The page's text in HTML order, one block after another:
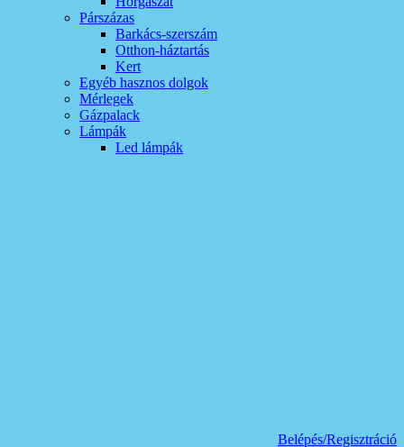
Párszázas
Barkács-szerszám
Otthon-háztartás
Kert
Egyéb hasznos dolgok
Mérlegek
Gázpalack
Lámpák
Led lámpák
Belépés/Regisztráció